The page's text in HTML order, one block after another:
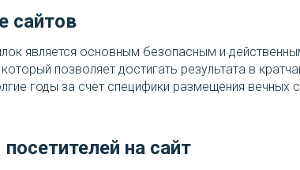
сайтов
является основным безопасным и
позволяет достигать результата в
годы за счет специфики размещения вечных
на сайт